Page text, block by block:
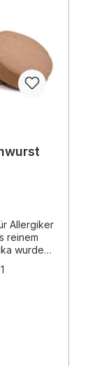
Allergiker
reinem
wurde
und